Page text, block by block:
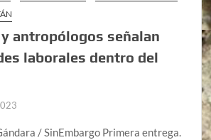
antropólogos señalan
laborales dentro del
/ SinEmbargo Primera entrega.